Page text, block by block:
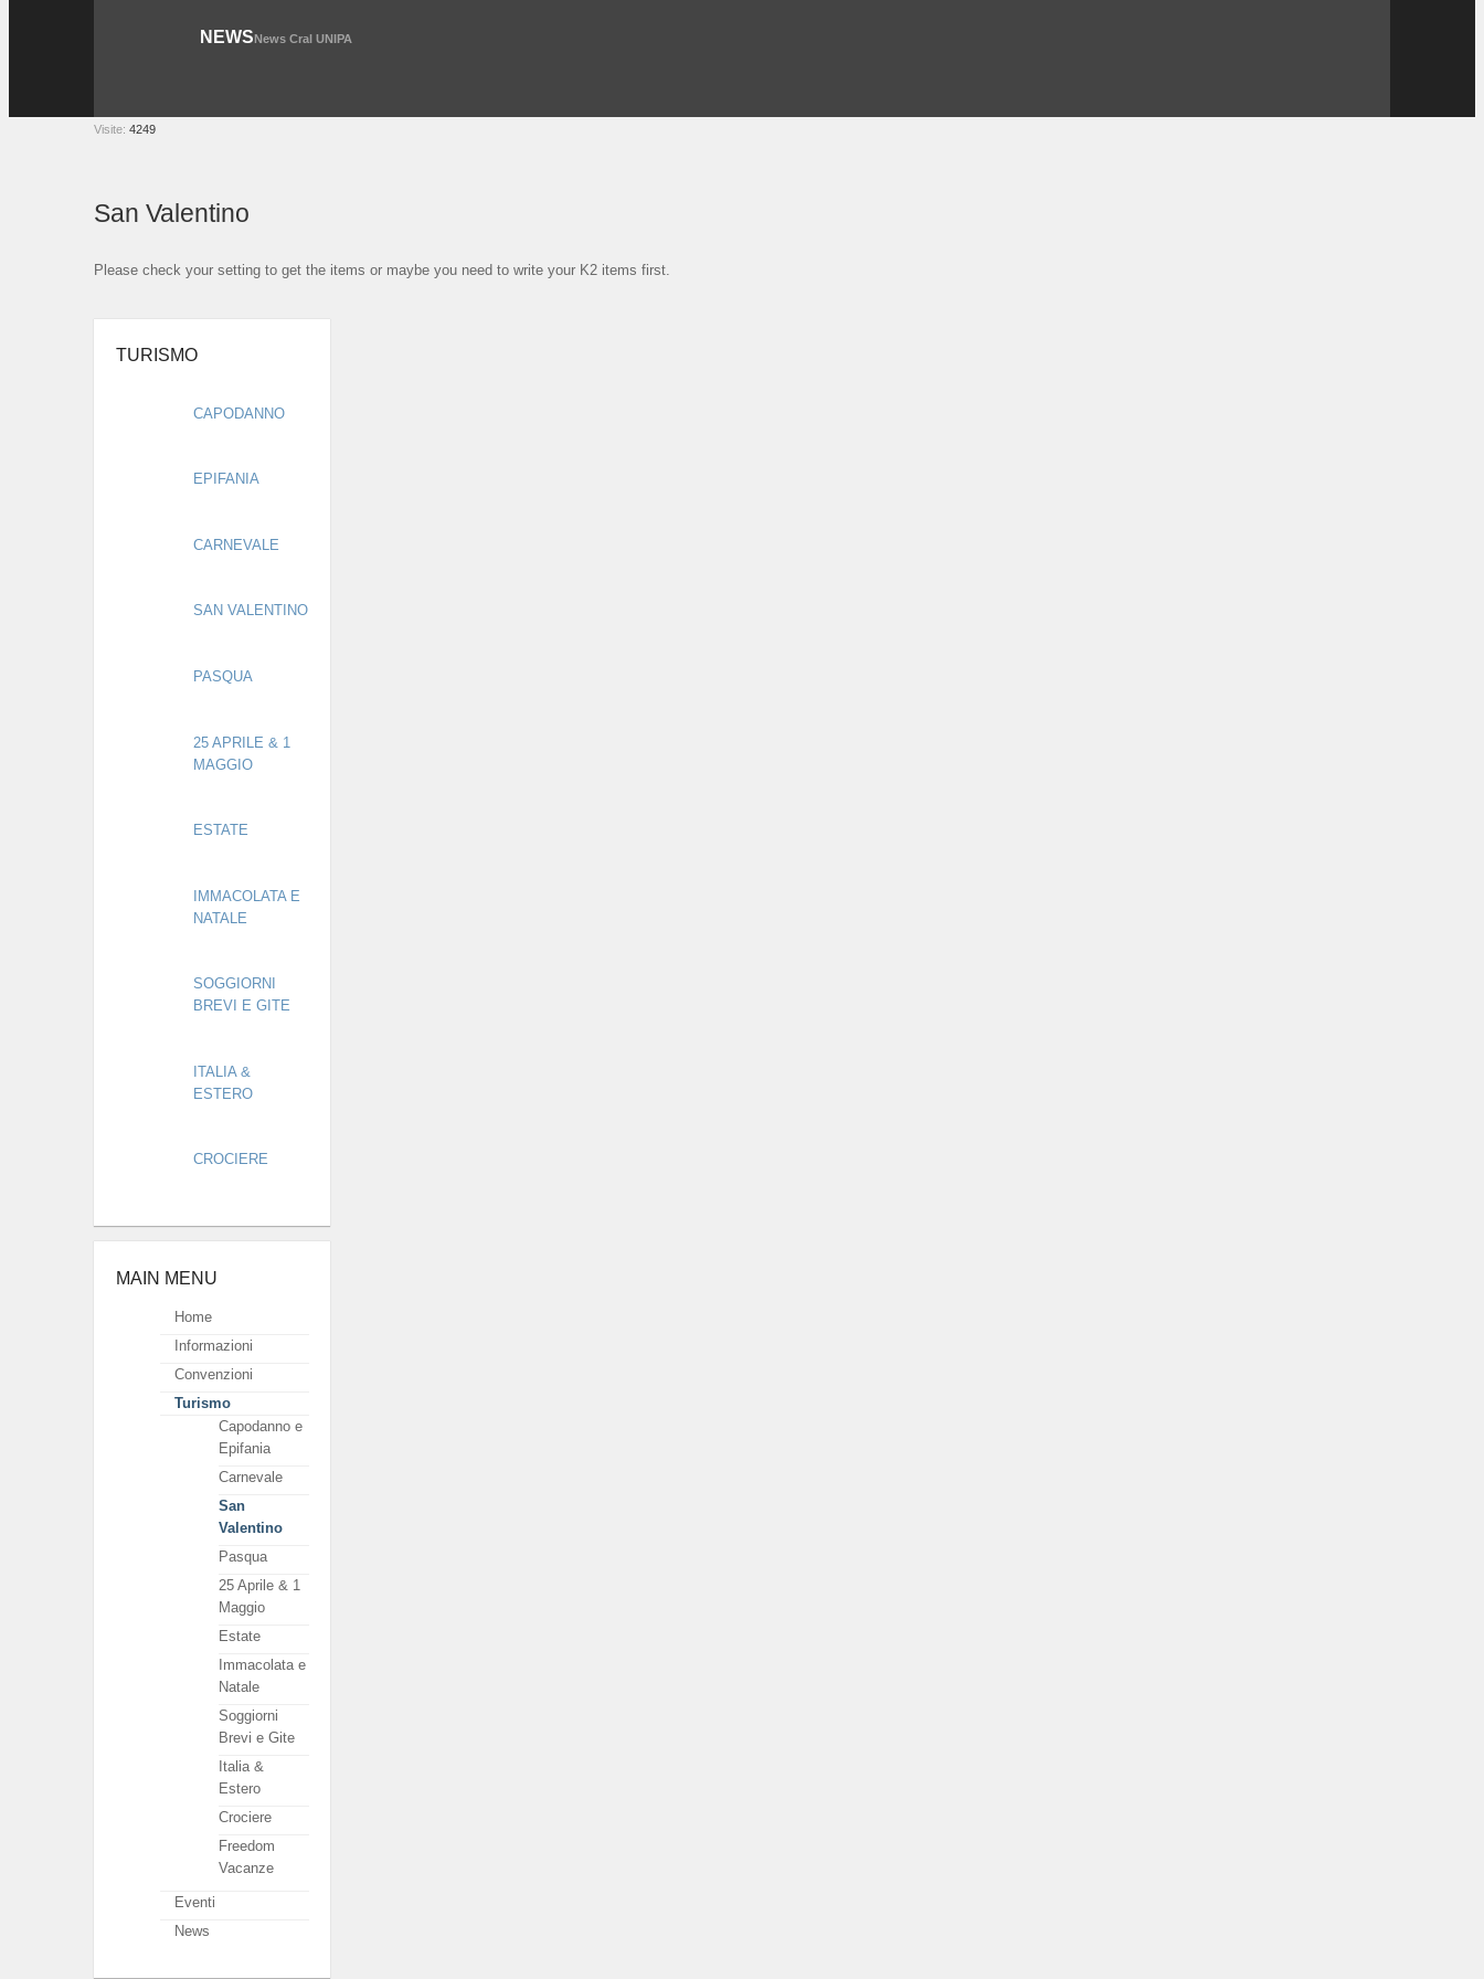
NEWSNews Cral UNIPA
Visite: 4249
San Valentino
Please check your setting to get the items or maybe you need to write your K2 items first.
TURISMO
CAPODANNO
EPIFANIA
CARNEVALE
SAN VALENTINO
PASQUA
25 APRILE & 1
MAGGIO
ESTATE
IMMACOLATA E
NATALE
SOGGIORNI
BREVI E GITE
ITALIA &
ESTERO
CROCIERE
MAIN MENU
Home
Informazioni
Convenzioni
Turismo
Capodanno e
Epifania
Carnevale
San
Valentino
Pasqua
25 Aprile & 1
Maggio
Estate
Immacolata e
Natale
Soggiorni
Brevi e Gite
Italia &
Estero
Crociere
Freedom
Vacanze
Eventi
News